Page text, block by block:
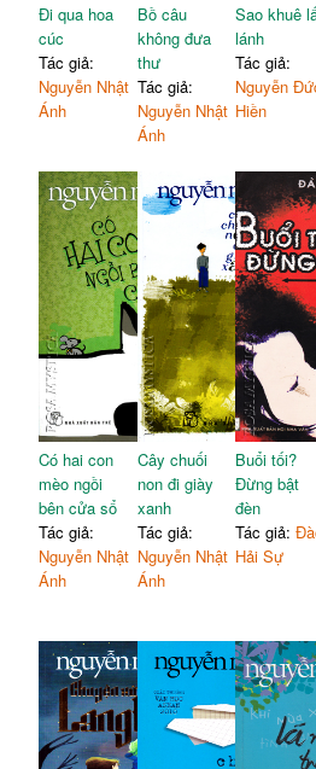
Đi qua hoa
cúc
Tác giả:
Nguyễn Nhật
Ánh
Bồ câu
không đưa
thư
Tác giả:
Nguyễn Nhật
Ánh
Sao khuê
lánh
Tác giả:
Nguyễn
Hiền
Có hai con
mèo ngồi
bên cửa sổ
Tác giả:
Nguyễn Nhật
Ánh
Cây chuối
non đi giày
xanh
Tác giả:
Nguyễn Nhật
Ánh
Buổi tối?
Đừng bật
đèn
Tác giả:
Hải Sự